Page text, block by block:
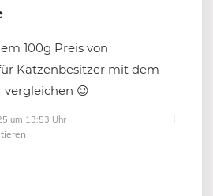
100g Preis von
Katzenbesitzer mit dem
vergleichen 😉
um 13:53 Uhr